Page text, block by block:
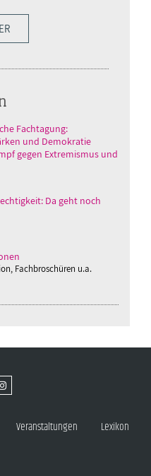
Fachtagung:
und Demokratie
gegen Extremismus und
Da geht noch
Fachbroschüren u.a.
Veranstaltungen Lexikon